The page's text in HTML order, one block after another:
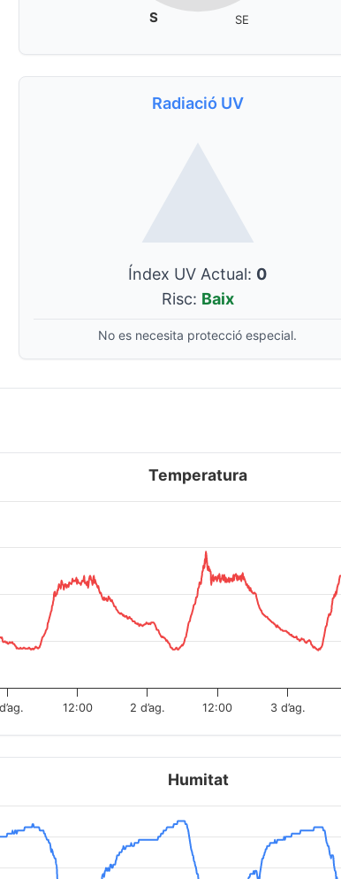
SE
S
Radiació UV
Índex UV Actual: 0
Risc: Baix
No es necesita protecció especial.
Temperatura
12:00 2 d’ag. 12:00 3 d’ag.
Humitat